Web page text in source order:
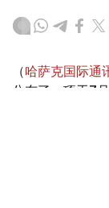
（哈萨克国际通
公布了一项于7